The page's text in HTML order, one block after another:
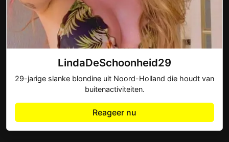
LindaDeSchoonheid29
29-jarige slanke blondine uit Noord-Holland die houdt van
buitenactiviteiten.
Reageer nu